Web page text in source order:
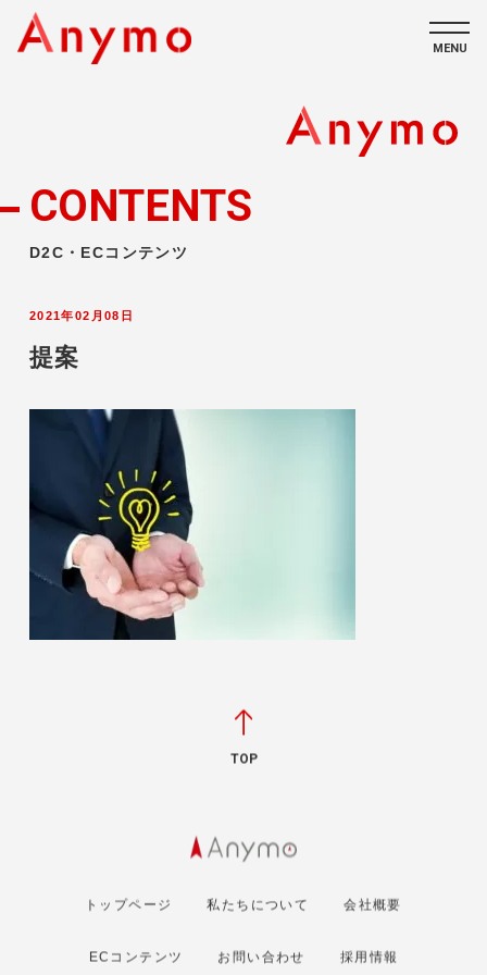
私たちについて
MENU
CONTENTS
D2C・ECコンテンツ
2021年02月08日
提案
TOP
トップページ 私たちについて 会社概要
ECコンテンツ お問い合わせ 採用情報